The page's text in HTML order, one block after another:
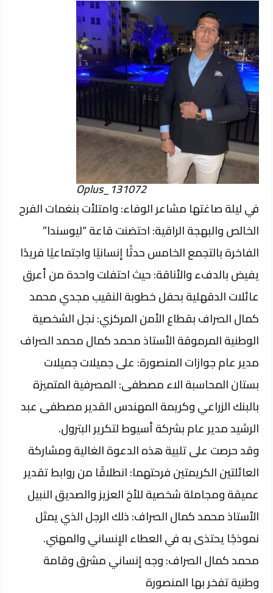
Oplus_131072
​في ليلة صاغتها مشاعر الوفاء: وامتلأت بنغمات الفرح
الخالص والبهجة الراقية: احتضنت قاعة “ليوسندا”
الفاخرة بالتجمع الخامس حدثًا إنسانيًا واجتماعيًا فريدًا
يفيض بالدفء والأناقة: حيث احتفلت واحدة من أعرق
عائلات الدقهلية بحفل خطوبة النقيب مجدي محمد
كمال الصراف بقطاع الأمن المركزي: نجل الشخصية
الوطنية المرموقة الأستاذ محمد كمال محمد الصراف
مدير عام جوازات المنصورة: على جميلات جميلات
بستان المحاسبة الاء مصطفى: المصرفية المتميزة
بالبنك الزراعي وكريمة المهندس القدير مصطفى عبد
الرشيد مدير عام بشركة أسيوط لتكرير البترول.
​وقد حرصت على تلبية هذه الدعوة الغالية ومشاركة
العائلتين الكريمتين فرحتهما: انطلاقًا من روابط تقدير
عميقة ومجاملة شخصية للأخ العزيز والصديق النبيل
الأستاذ محمد كمال الصراف: ذلك الرجل الذي يمثل
نموذجًا يحتذى به في العطاء الإنساني والمهني.
​محمد كمال الصراف: وجه إنساني مشرق وقامة
وطنية تفخر بها المنصورة